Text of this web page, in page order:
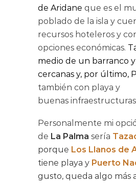
de Aridane que es el
poblado de la isla y
recursos hoteleros y
opciones económicas.
medio de un barranco
cercanas y, por último,
también con playa y
buenas
Personalmente mi
de La Palma sería
porque Los Llanos de
tiene playa y Puerto
gusto, queda algo más